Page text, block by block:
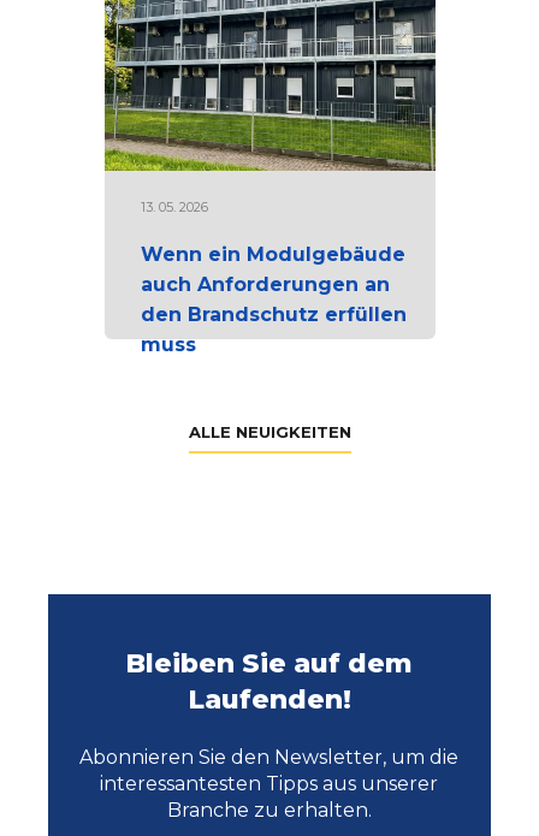
13. 05. 2026
Wenn ein Modulgebäude
auch Anforderungen an
den Brandschutz erfüllen
muss
ALLE NEUIGKEITEN
Bleiben Sie auf dem
Laufenden!
Abonnieren Sie den Newsletter, um die
interessantesten Tipps aus unserer
Branche zu erhalten.